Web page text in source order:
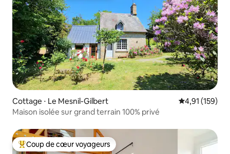
Cottage ⋅ Le Mesnil-Gilbert Évaluation
4,91 (159)
Maison isolée sur grand terrain 100% privé
Coups de cœur voyageurs les plus appréciés
Coup de cœur voyageurs